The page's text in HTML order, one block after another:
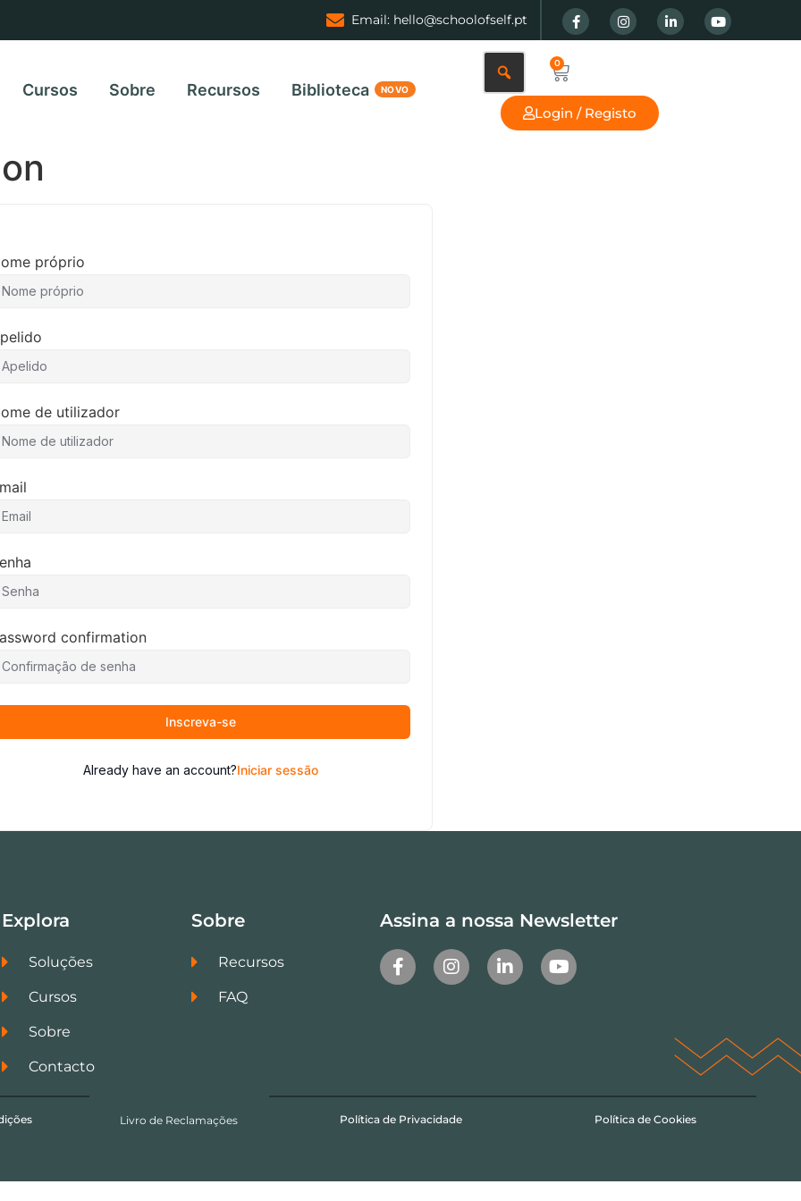
Email: hello@schoolofself.pt
Cursos Sobre Recursos Biblioteca
0
Login / Registo
próprio
de utilizador
confirmation
Inscreva-se
Already have an account?Iniciar sessão
Explora
Soluções
Cursos
Sobre
Contacto
Sobre
Recursos
FAQ
Assina a nossa Newsletter
Livro de Reclamações Política de Privacidade Política de Cookies